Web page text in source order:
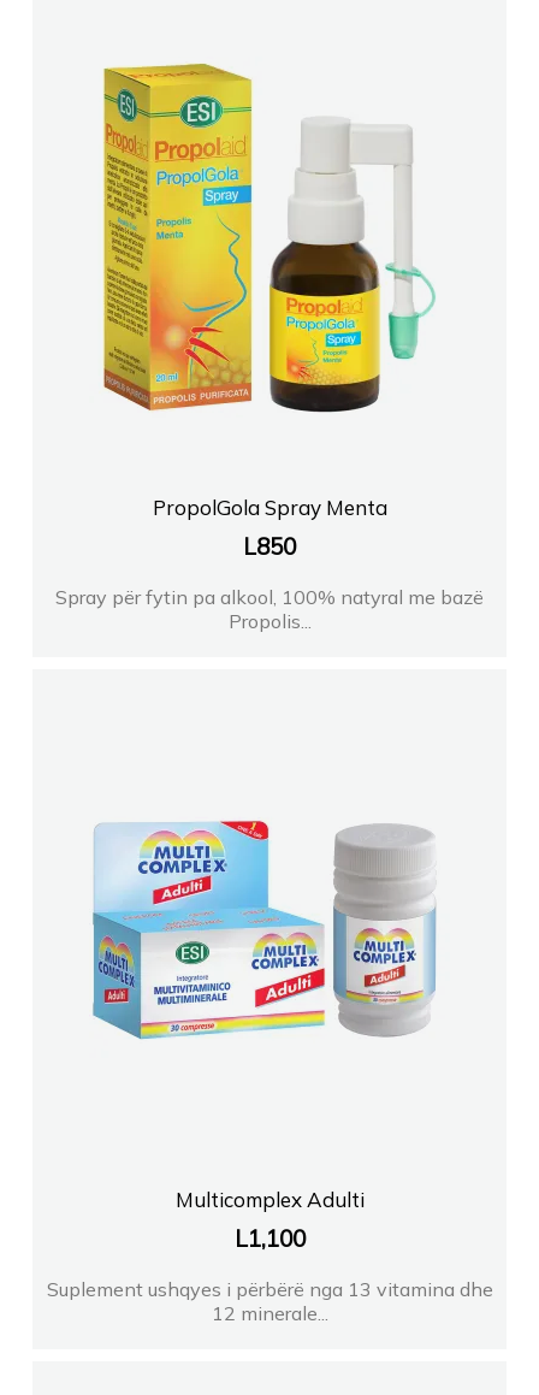
PropolGola Spray Menta
L850
Spray për fytin pa alkool, 100% natyral me bazë
Propolis...
Multicomplex Adulti
L1,100
Suplement ushqyes i përbërë nga 13 vitamina dhe
12 minerale...